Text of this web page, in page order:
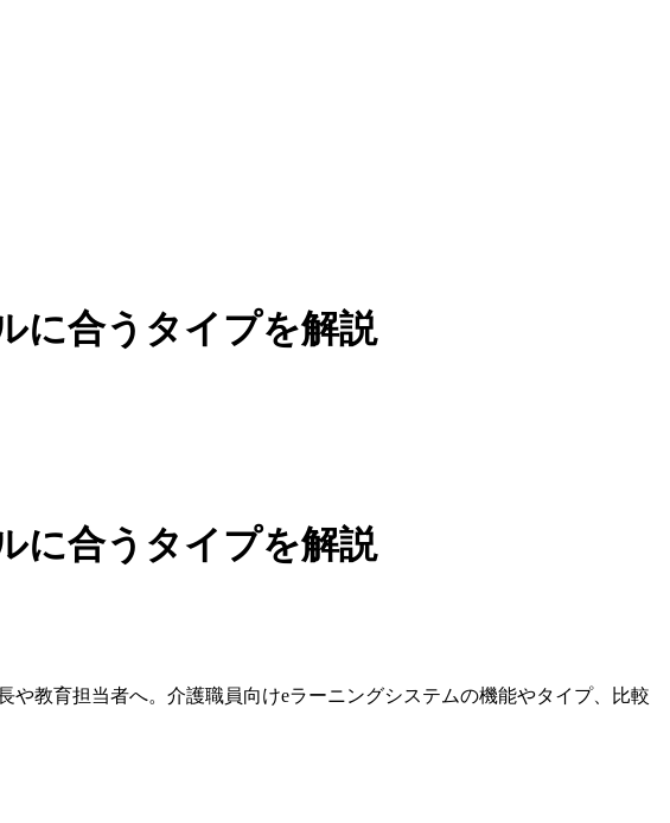
に合うタイプを解説
に合うタイプを解説
教育担当者へ。介護職員向けeラーニングシステムの機能やタイプ、比較